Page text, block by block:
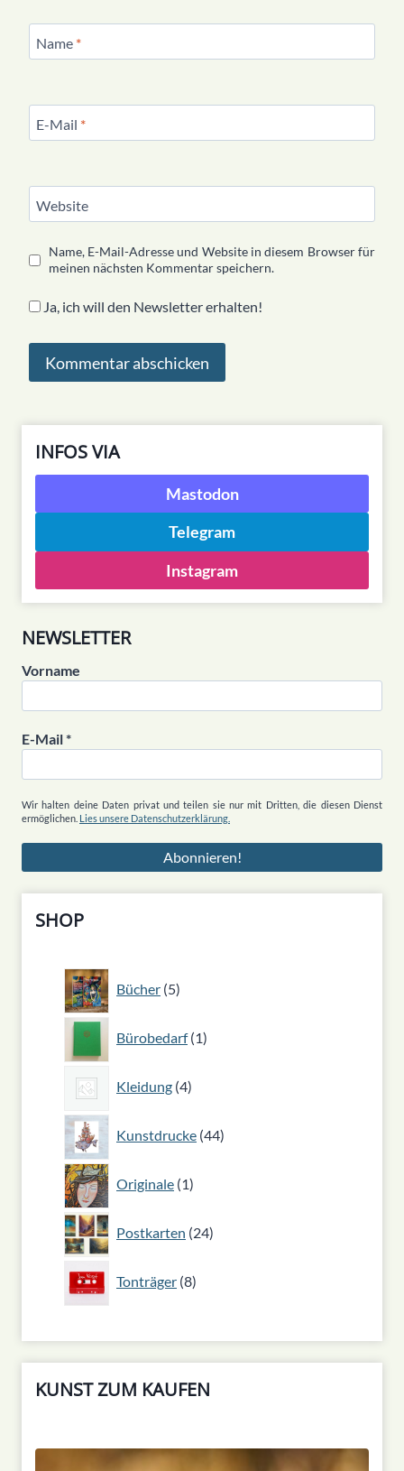
Name *
E-Mail *
Website
Name, E-Mail-Adresse und Website in diesem Browser für
meinen nächsten Kommentar speichern.
Ja, ich will den Newsletter erhalten!
INFOS VIA
Mastodon
Telegram
Instagram
NEWSLETTER
Vorname
E-Mail*
Wir halten deine Daten privat und teilen sie nur mit Dritten, die diesen Dienst
ermöglichen. Lies unsere Datenschutzerklärung.
SHOP
Bücher 5
5
Produkte
Bürobedarf 1
1
Produkt
Kleidung 4
4
Produkte
Kunstdrucke 44
44
Produkte
Originale 1
1
Produkt
Postkarten 24
24
Produkte
Tonträger 8
8
Produkte
KUNST ZUM KAUFEN